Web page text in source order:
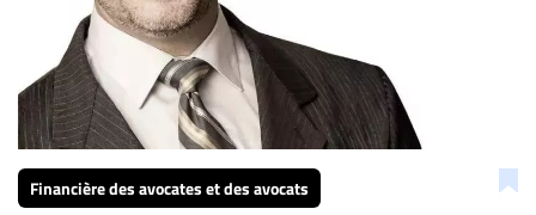
Financière des avocates et des avocats